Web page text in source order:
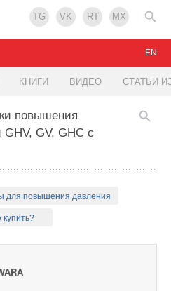
TG VK RT MX
КНИГИ ВИДЕО СТАТЬИ
EN
повышения
GV, GHC с
для повышения давления
купить?